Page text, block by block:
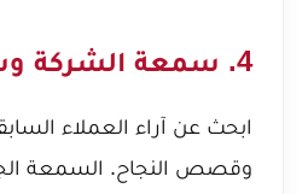
4. سمعة الشركة وسجلها الحافل
ابحث عن آراء العملاء
وقصص النجاح. السمعة